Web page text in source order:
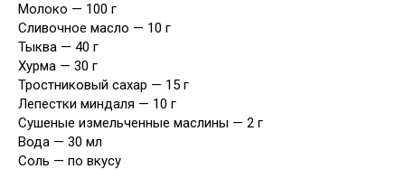
Молоко — 100 г
Сливочное масло — 10 г
Тыква — 40 г
Хурма — 30 г
Тростниковый сахар — 15 г
Лепестки миндаля — 10 г
Сушеные измельченные маслины — 2 г
Вода — 30 мл
Соль — по вкусу